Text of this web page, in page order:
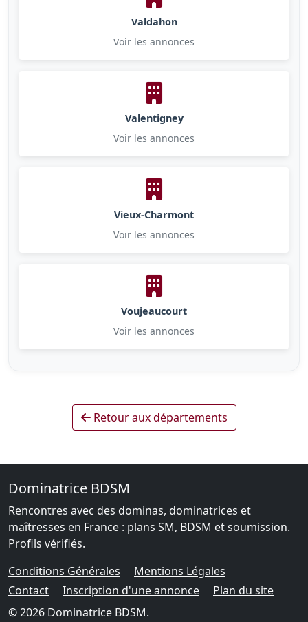
Valdahon
Voir les annonces
Valentigney
Voir les annonces
Vieux-Charmont
Voir les annonces
Voujeaucourt
Voir les annonces
Retour aux départements
Dominatrice BDSM
Rencontres avec des dominas, dominatrices et
maîtresses en France : plans SM, BDSM et soumission.
Profils vérifiés.
Conditions Générales
Mentions Légales
Contact
Inscription d'une annonce
Plan du site
© 2026 Dominatrice BDSM.